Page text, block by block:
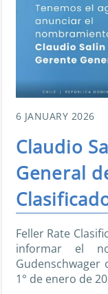
6 JANUARY 2026
Claudio
General
Feller Rate
informar el
1° de enero de